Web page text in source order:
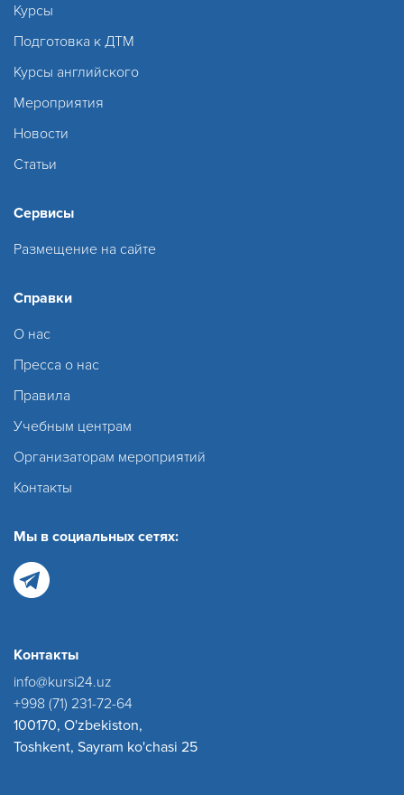
Курсы
Подготовка к ДТМ
Курсы английского
Мероприятия
Новости
Статьи
Сервисы
Размещение на сайте
Справки
О нас
Пресса о нас
Правила
Учебным центрам
Организаторам мероприятий
Контакты
Мы в социальных сетях:
Контакты
info@kursi24.uz
+998 (71) 231-72-64
100170, O'zbekiston,
Toshkent, Sayram ko'chasi 25